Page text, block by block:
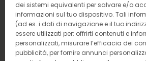
dei sistemi equivalenti per salvare e/o
informazioni sul tuo dispositivo. Tali
(ad es. i dati di navigazione e il tuo
essere utilizzati per: offrirti contenuti e
personalizzati, misurare l’efficacia dei
pubblicità, per fornire annunci